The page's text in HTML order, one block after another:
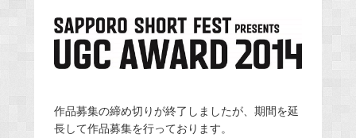
作品募集の締め切りが終了しましたが、期間を延
長して作品募集を行っております。